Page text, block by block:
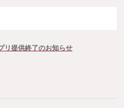
リ提供終了のお知らせ